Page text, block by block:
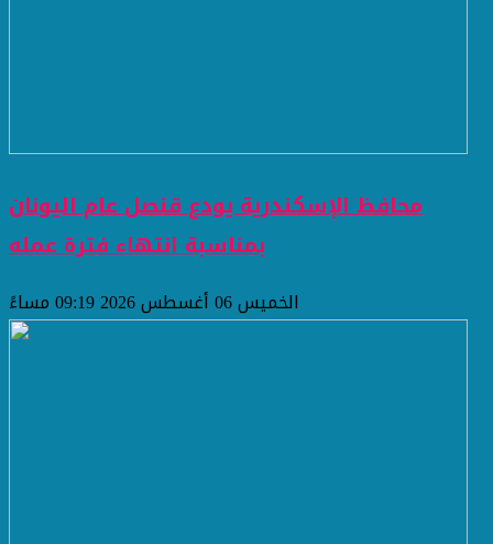
محافظ الإسكندرية يودع قنصل عام اليونان
بمناسبة انتهاء فترة عمله
الخميس 06 أغسطس 2026 09:19 مساءً